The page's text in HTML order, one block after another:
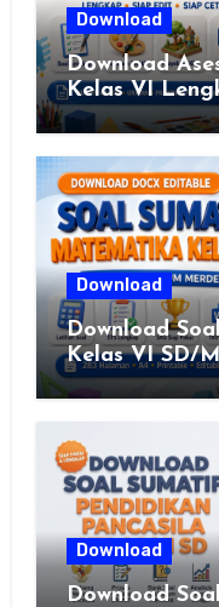
Download
Download
Kelas VI
Download
Download
Kelas VI SD/
Download
Download